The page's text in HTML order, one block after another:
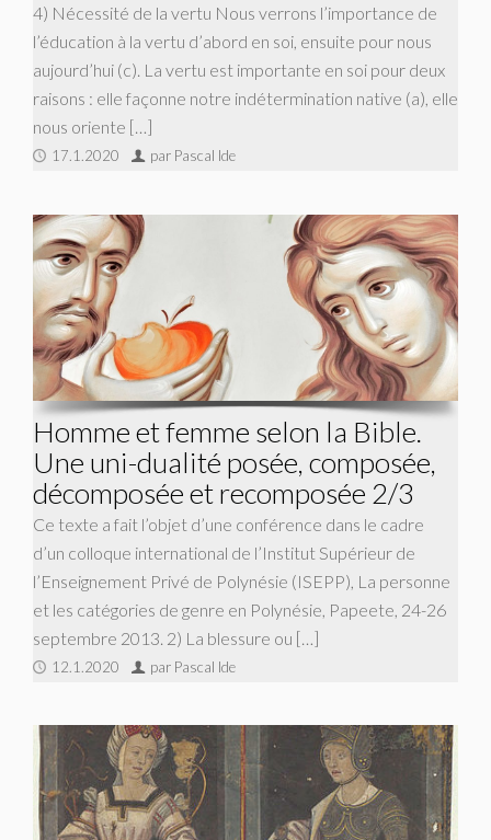
4) Nécessité de la vertu Nous verrons l’importance de
l’éducation à la vertu d’abord en soi, ensuite pour nous
aujourd’hui (c). La vertu est importante en soi pour deux
raisons : elle façonne notre indétermination native (a), elle
nous oriente […]
17.1.2020 par Pascal Ide
Homme et femme selon la Bible.
Une uni-dualité posée, composée,
décomposée et recomposée 2/3
Ce texte a fait l’objet d’une conférence dans le cadre
d’un colloque international de l’Institut Supérieur de
l’Enseignement Privé de Polynésie (ISEPP), La personne
et les catégories de genre en Polynésie, Papeete, 24-26
septembre 2013. 2) La blessure ou […]
12.1.2020 par Pascal Ide